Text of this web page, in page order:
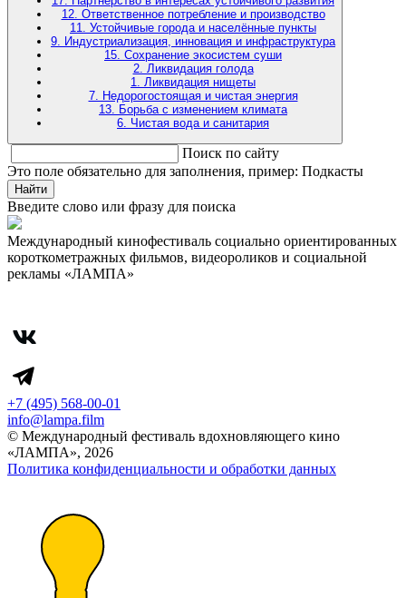
12. Ответственное потребление и производство
11. Устойчивые города и населённые пункты
9. Индустриализация, инновация и инфраструктура
15. Сохранение экосистем суши
2. Ликвидация голода
1. Ликвидация нищеты
7. Недорогостоящая и чистая энергия
13. Борьба с изменением климата
6. Чистая вода и санитария
Поиск по сайту
Это поле обязательно для заполнения, пример: Подкасты
Найти
Введите слово или фразу для поиска
Международный кинофестиваль социально ориентированных
короткометражных фильмов, видеороликов и социальной
рекламы «ЛАМПА»
+7 (495) 568-00-01
info@lampa.film
© Международный фестиваль вдохновляющего кино
«ЛАМПА», 2026
Политика конфиденциальности и обработки данных